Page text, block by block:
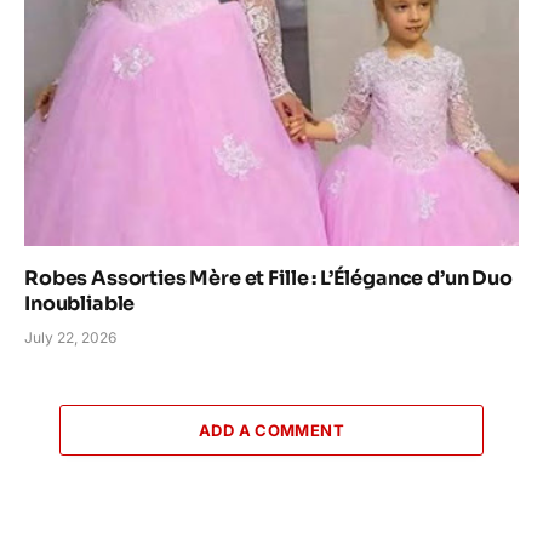
Robes Assorties Mère et Fille : L’Élégance d’un Duo
Inoubliable
July 22, 2026
ADD A COMMENT